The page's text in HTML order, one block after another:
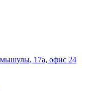
17а, офис 24